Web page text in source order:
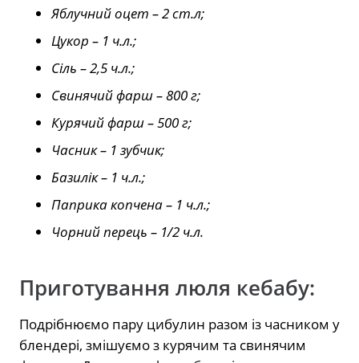
Яблучний оцет – 2 ст.л;
Цукор – 1 ч.л.;
Сіль – 2,5 ч.л.;
Свинячий фарш – 800 г;
Курячий фарш – 500 г;
Часник – 1 зубчик;
Базилік – 1 ч.л.;
Паприка копчена – 1 ч.л.;
Чорний перець – 1/2 ч.л.
Приготування люля кебабу:
Подрібнюємо пару цибулин разом із часником у
блендері, змішуємо з курячим та свинячим